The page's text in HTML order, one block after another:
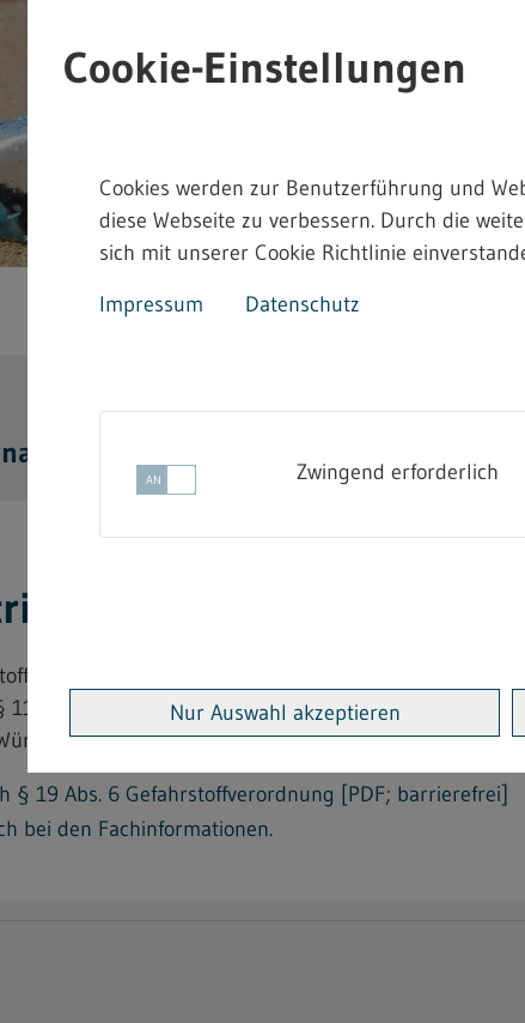
§ 19 Abs. 6 Gefahrstoffverordnung
nach § 19 Abs. 6
hat die für die Zulassung und Genehmigung
11a Absatz 4a GefStoffV zu veröffentlichen. Die
§ 19 Abs. 6 Gefahrstoffverordnung [PDF; barrierefrei]
bei den Fachinformationen.
Cookie-Einstellungen
Cookies werden zur Benutzerführung und
diese Webseite zu verbessern. Durch die
sich mit unserer Cookie Richtlinie
Impressum
Datenschutz
Zwingend erforderlich
Nur Auswahl akzeptieren